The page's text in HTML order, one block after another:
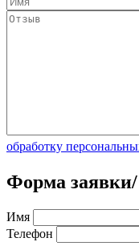
обработку
Форма заявки/
Имя
Телефон